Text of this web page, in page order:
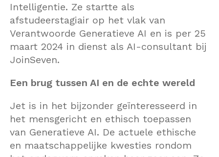
Intelligentie. Ze startte als
afstudeerstagiair op het vlak van
Verantwoorde Generatieve AI en is per 25
maart 2024 in dienst als AI-consultant bij
JoinSeven.
Een brug tussen AI en de echte wereld
Jet is in het bijzonder geïnteresseerd in
het mensgericht en ethisch toepassen
van Generatieve AI. De actuele ethische
en maatschappelijke kwesties rondom